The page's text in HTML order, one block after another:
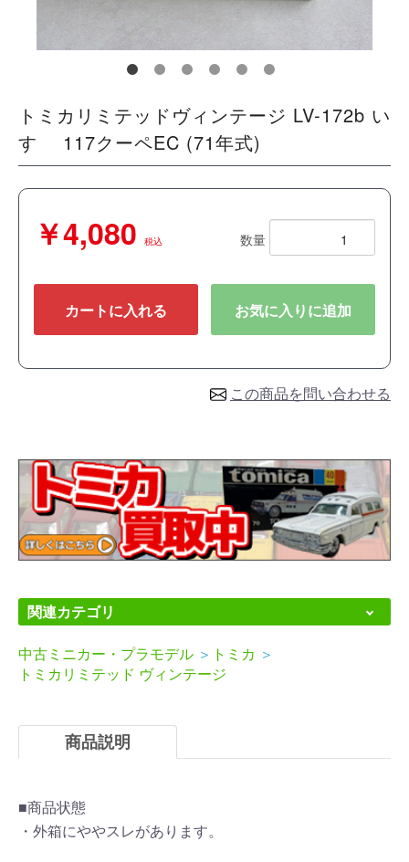
トミカリミテッドヴィンテージ LV-172b い
すゞ 117クーペEC (71年式)
￥4,080 税込 数量
カートに入れる お気に入りに追加
この商品を問い合わせる
関連カテゴリ
中古ミニカー・プラモデル ＞ トミカ ＞
トミカリミテッド ヴィンテージ
商品説明
■商品状態
・外箱にややスレがあります。